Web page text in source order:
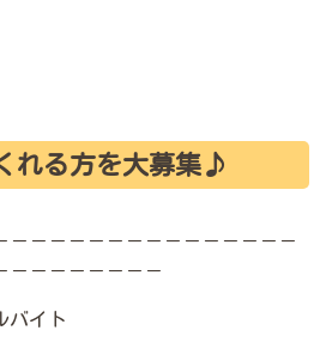
れる方を大募集♪
－－－－－－－－－－－－－－－
－－－－－－－－
バイト